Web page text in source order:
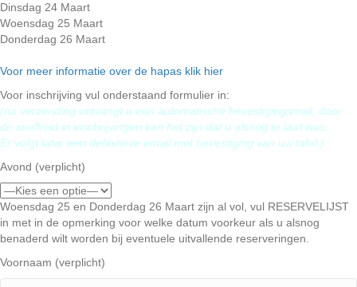
Dinsdag 24 Maart
Woensdag 25 Maart
Donderdag 26 Maart
Voor meer informatie over de hapas klik hier
Voor inschrijving vul onderstaand formulier in:
(na verzending ontvangt u een automatische bevestigingsmail, door
de snelheid in inschrijvingen kan het zijn dat u alsnog te laat was.
Er volgt later een definitieve email met bevestiging van uw tafel.)
Avond (verplicht)
Woensdag 25 en Donderdag 26 Maart zijn al vol, vul RESERVELIJST
in met in de opmerking voor welke datum voorkeur als u alsnog
benaderd wilt worden bij eventuele uitvallende reserveringen.
Voornaam (verplicht)